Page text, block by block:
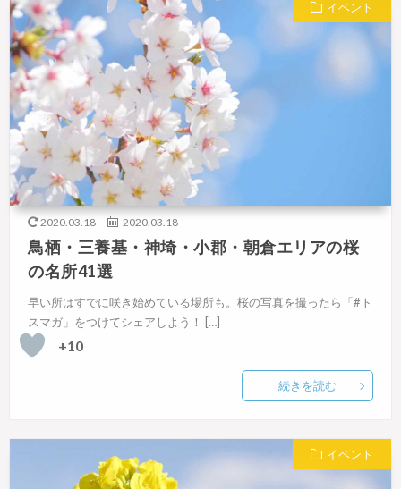
イベント
2020.03.18 2020.03.18
鳥栖・三養基・神埼・小郡・朝倉エリアの桜
の名所41選
早い所はすでに咲き始めている場所も。桜の写真を撮ったら「#ト
スマガ」をつけてシェアしよう！ […]
+10
続きを読む
イベント